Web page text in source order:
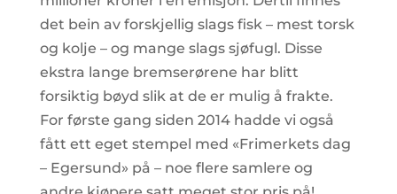
det bein av forskjellig slags fisk – mest torsk
og kolje – og mange slags sjøfugl. Disse
ekstra lange bremserørene har blitt
forsiktig bøyd slik at de er mulig å frakte.
For første gang siden 2014 hadde vi også
fått ett eget stempel med «Frimerkets dag
– Egersund» på – noe flere samlere og